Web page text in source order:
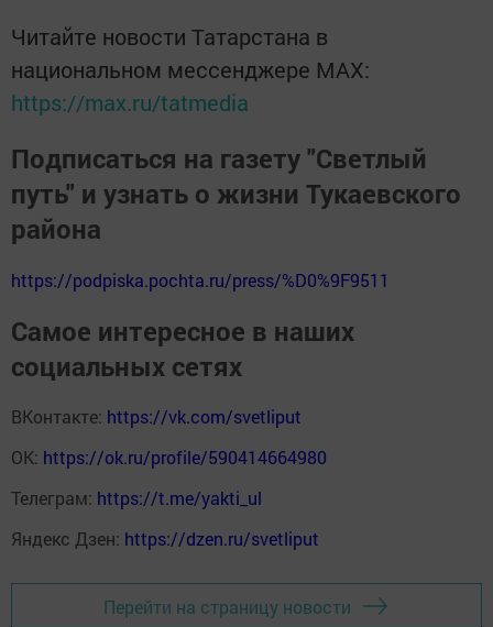
Читайте новости Татарстана в
национальном мессенджере MАХ:
https://max.ru/tatmedia
Подписаться на газету "Светлый
путь" и узнать о жизни Тукаевского
района
https://podpiska.pochta.ru/press/%D0%9F9511
Самое интересное в наших
социальных сетях
ВКонтакте: https://vk.com/svetliput
ОК: https://ok.ru/profile/590414664980
Телеграм: https://t.me/yakti_ul
Яндекс Дзен: https://dzen.ru/svetliput
Перейти на страницу новости